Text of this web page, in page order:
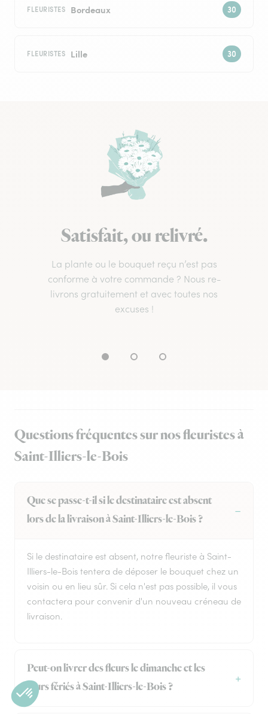
FLEURISTES Bordeaux
FLEURISTES Lille
Satisfait, ou relivré.
La plante ou le bouquet reçu n’est pas
conforme à votre commande ? Nous re-
livrons gratuitement et avec toutes nos
excuses !
Questions fréquentes sur nos fleuristes à
Saint-Illiers-le-Bois
Que se passe-t-il si le destinataire est absent
lors de la livraison à Saint-Illiers-le-Bois ?
Si le destinataire est absent, notre fleuriste à Saint-
Illiers-le-Bois tentera de déposer le bouquet chez un
voisin ou en lieu sûr. Si cela n'est pas possible, il vous
contactera pour convenir d'un nouveau créneau de
livraison.
Peut-on livrer des fleurs le dimanche et les
jours fériés à Saint-Illiers-le-Bois ?